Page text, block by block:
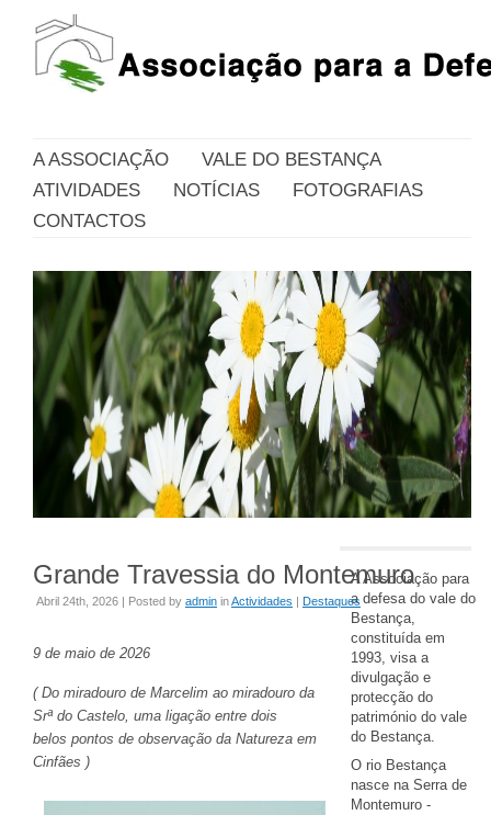
A ASSOCIAÇÃO
VALE DO BESTANÇA
ATIVIDADES
NOTÍCIAS
FOTOGRAFIAS
CONTACTOS
Grande Travessia do Montemuro
Abril 24th, 2026 | Posted by admin inActividades | Destaques
9 de maio de 2026
( Do miradouro de Marcelim ao miradouro da
Srª do Castelo, uma ligação entre dois
belos pontos de observação da Natureza em
Cinfães )
A Associação para
a defesa do vale do
Bestança,
constituída em
1993, visa a
divulgação e
protecção do
património do vale
do Bestança.
O rio Bestança
nasce na Serra de
Montemuro -